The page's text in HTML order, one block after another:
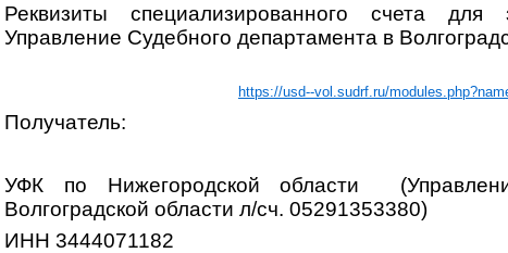
Реквизиты специализированного счета
Управление Судебного департамента в
https://usd--vol.sudrf.ru/
Получатель:
УФК по Нижегородской области
Волгоградской области л/сч. 05291353380)
ИНН 3444071182